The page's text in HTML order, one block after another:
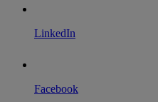
LinkedIn
Facebook